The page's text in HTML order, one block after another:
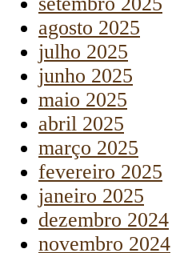
agosto 2025
julho 2025
junho 2025
maio 2025
abril 2025
março 2025
fevereiro 2025
janeiro 2025
dezembro 2024
novembro 2024